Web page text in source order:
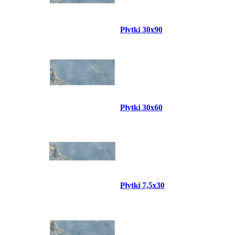
Płytki 30x90
Płytki 30x60
Płytki 7,5x30